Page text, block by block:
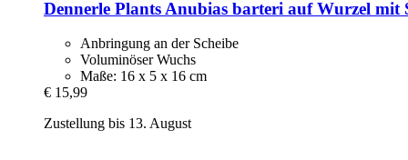
Dennerle Plants Anubias barteri auf Wurzel mit
Anbringung an der Scheibe
Voluminöser Wuchs
Maße: 16 x 5 x 16 cm
€ 15,99
Zustellung bis 13. August